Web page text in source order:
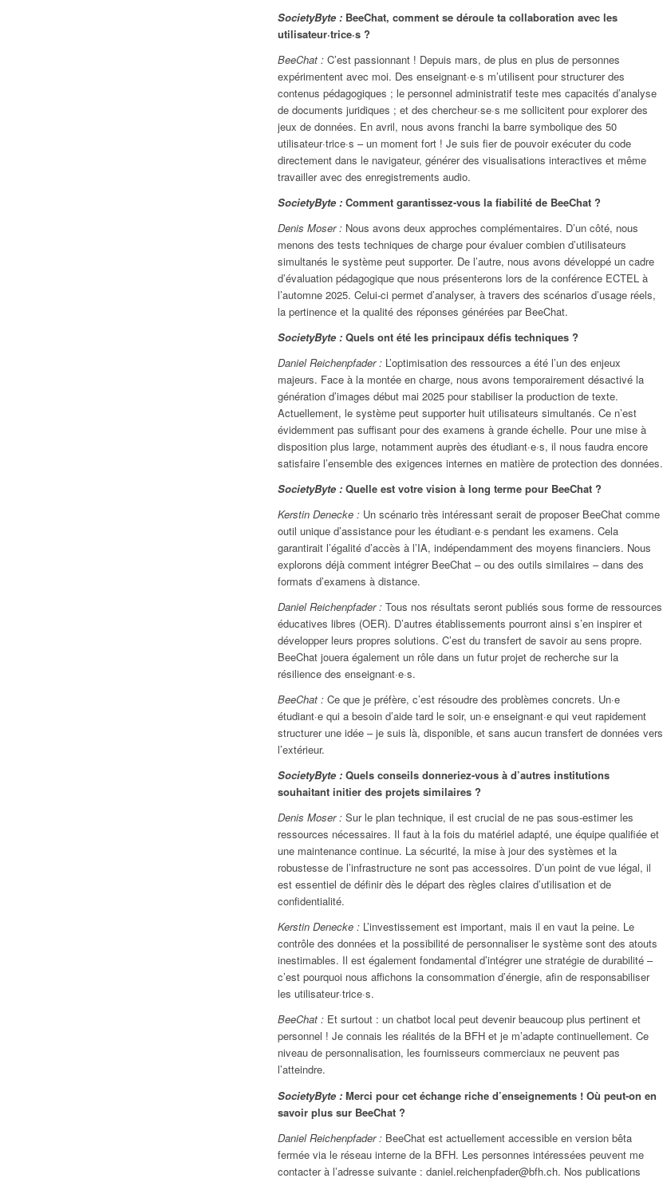
SocietyByte : BeeChat, comment se déroule ta collaboration avec les
utilisateur·trice·s ?
BeeChat : C’est passionnant ! Depuis mars, de plus en plus de personnes
expérimentent avec moi. Des enseignant·e·s m’utilisent pour structurer des
contenus pédagogiques ; le personnel administratif teste mes capacités d’analyse
de documents juridiques ; et des chercheur·se·s me sollicitent pour explorer des
jeux de données. En avril, nous avons franchi la barre symbolique des 50
utilisateur·trice·s – un moment fort ! Je suis fier de pouvoir exécuter du code
directement dans le navigateur, générer des visualisations interactives et même
travailler avec des enregistrements audio.
SocietyByte : Comment garantissez-vous la fiabilité de BeeChat ?
Denis Moser : Nous avons deux approches complémentaires. D’un côté, nous
menons des tests techniques de charge pour évaluer combien d’utilisateurs
simultanés le système peut supporter. De l’autre, nous avons développé un cadre
d’évaluation pédagogique que nous présenterons lors de la conférence ECTEL à
l’automne 2025. Celui-ci permet d’analyser, à travers des scénarios d’usage réels,
la pertinence et la qualité des réponses générées par BeeChat.
SocietyByte : Quels ont été les principaux défis techniques ?
Daniel Reichenpfader : L’optimisation des ressources a été l’un des enjeux
majeurs. Face à la montée en charge, nous avons temporairement désactivé la
génération d’images début mai 2025 pour stabiliser la production de texte.
Actuellement, le système peut supporter huit utilisateurs simultanés. Ce n’est
évidemment pas suffisant pour des examens à grande échelle. Pour une mise à
disposition plus large, notamment auprès des étudiant·e·s, il nous faudra encore
satisfaire l’ensemble des exigences internes en matière de protection des données.
SocietyByte : Quelle est votre vision à long terme pour BeeChat ?
Kerstin Denecke : Un scénario très intéressant serait de proposer BeeChat comme
outil unique d’assistance pour les étudiant·e·s pendant les examens. Cela
garantirait l’égalité d’accès à l’IA, indépendamment des moyens financiers. Nous
explorons déjà comment intégrer BeeChat – ou des outils similaires – dans des
formats d’examens à distance.
Daniel Reichenpfader : Tous nos résultats seront publiés sous forme de ressources
éducatives libres (OER). D’autres établissements pourront ainsi s’en inspirer et
développer leurs propres solutions. C’est du transfert de savoir au sens propre.
BeeChat jouera également un rôle dans un futur projet de recherche sur la
résilience des enseignant·e·s.
BeeChat : Ce que je préfère, c’est résoudre des problèmes concrets. Un·e
étudiant·e qui a besoin d’aide tard le soir, un·e enseignant·e qui veut rapidement
structurer une idée – je suis là, disponible, et sans aucun transfert de données vers
l’extérieur.
SocietyByte : Quels conseils donneriez-vous à d’autres institutions
souhaitant initier des projets similaires ?
Denis Moser : Sur le plan technique, il est crucial de ne pas sous-estimer les
ressources nécessaires. Il faut à la fois du matériel adapté, une équipe qualifiée et
une maintenance continue. La sécurité, la mise à jour des systèmes et la
robustesse de l’infrastructure ne sont pas accessoires. D’un point de vue légal, il
est essentiel de définir dès le départ des règles claires d’utilisation et de
confidentialité.
Kerstin Denecke : L’investissement est important, mais il en vaut la peine. Le
contrôle des données et la possibilité de personnaliser le système sont des atouts
inestimables. Il est également fondamental d’intégrer une stratégie de durabilité –
c’est pourquoi nous affichons la consommation d’énergie, afin de responsabiliser
les utilisateur·trice·s.
BeeChat : Et surtout : un chatbot local peut devenir beaucoup plus pertinent et
personnel ! Je connais les réalités de la BFH et je m’adapte continuellement. Ce
niveau de personnalisation, les fournisseurs commerciaux ne peuvent pas
l’atteindre.
SocietyByte : Merci pour cet échange riche d’enseignements ! Où peut-on en
savoir plus sur BeeChat ?
Daniel Reichenpfader : BeeChat est actuellement accessible en version bêta
fermée via le réseau interne de la BFH. Les personnes intéressées peuvent me
contacter à l’adresse suivante : daniel.reichenpfader@bfh.ch. Nos publications